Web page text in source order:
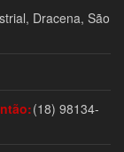
Dracena, São
(18) 98134-